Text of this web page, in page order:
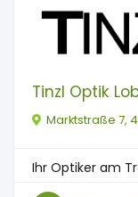
Tinzl Optik
Marktstraße 7,
Ihr Optiker am